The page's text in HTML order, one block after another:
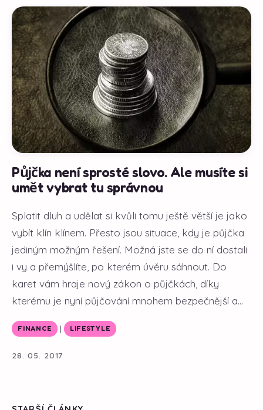
Půjčka není sprosté slovo. Ale musíte si
umět vybrat tu správnou
Splatit dluh a udělat si kvůli tomu ještě větší je jako
vybít klín klínem. Přesto jsou situace, kdy je půjčka
jediným možným řešení. Možná jste se do ní dostali
i vy a přemýšlíte, po kterém úvěru sáhnout. Do
karet vám hraje nový zákon o půjčkách, díky
kterému je nyní půjčování mnohem bezpečnější a...
FINANCE | LIFESTYLE
28. 05. 2017